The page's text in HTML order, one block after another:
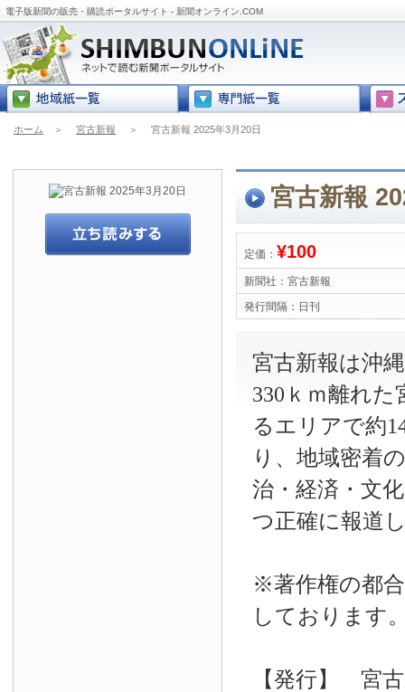
電子版新聞の販売・購読ポータルサイト - 新聞オンライン.COM
ホーム ＞ 宮古新報 ＞ 宮古新報 2025年3月20日
宮古新報
定価： ¥100
新聞社： 宮古新報
発行間隔： 日刊
宮古新報は沖
330ｋｍ離れ
るエリアで約
り、地域密着
治・経済・文
つ正確に報道
※著作権の都
しております
【発行】 宮